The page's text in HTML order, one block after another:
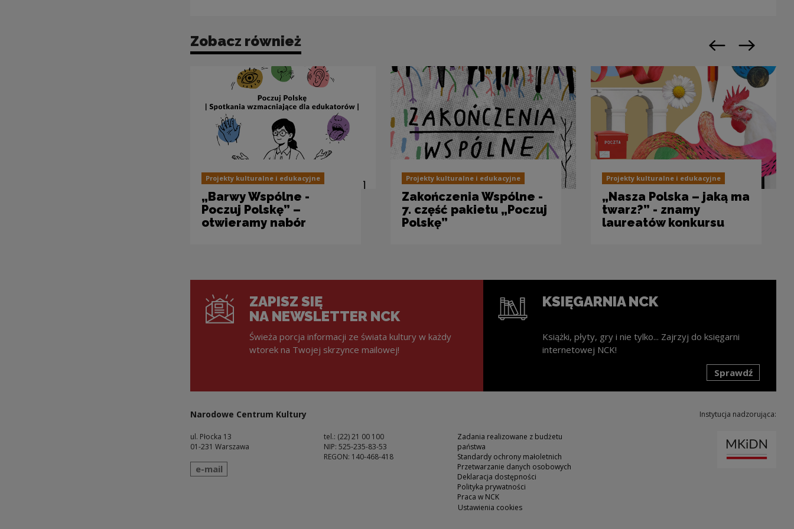
Zobacz również
Projekty kulturalne i edukacyjne
„Barwy Wspólne -
Poczuj Polskę” –
otwieramy nabór
Projekty kulturalne i edukacyjne
Zakończenia Wspólne -
7. część pakietu „Poczuj
Polskę”
Projekty kulturalne i edukacyjne
„Nasza Polska – jaką ma
twarz?” - znamy
laureatów konkursu
Poprzedni slajd
Następny
ZAPISZ SIĘ
NA NEWSLETTER NCK
Świeża porcja informacji ze świata kultury w każdy
wtorek na Twojej skrzynce mailowej!
KSIĘGARNIA NCK
Książki, płyty, gry i nie tylko... Zajrzyj do księgarni
internetowej NCK!
Sprawdź
Narodowe Centrum Kultury
ul. Płocka 13
01-231 Warszawa
wyślij wiadomość
e-mail
tel.: (22) 21 00 100
NIP: 525-235-83-53
REGON: 140-468-418
Zadania realizowane z budżetu
państwa
Standardy ochrony małoletnich
Przetwarzanie danych osobowych
Deklaracja dostępności
Polityka prywatności
Praca w NCK
Ustawienia cookies
Instytucja nadzorująca: